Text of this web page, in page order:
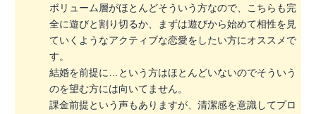
ボリューム層がほとんどそういう方なので、こちらも完
全に遊びと割り切るか、まずは遊びから始めて相性を見
ていくようなアクティブな恋愛をしたい方にオススメで
す。
結婚を前提に…という方はほとんどいないのでそういう
のを望む方には向いてません。
課金前提という声もありますが、清潔感を意識してプロ